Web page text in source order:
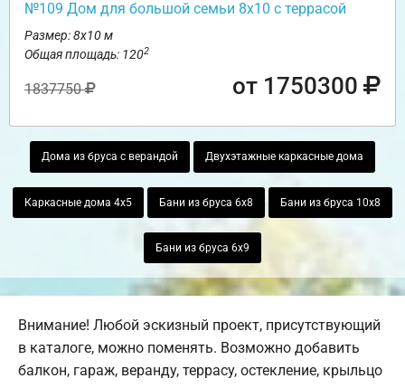
№109 Дом для большой семьи 8х10 с террасой
Размер: 8х10 м
Общая площадь: 1202
1837750 от 1750300
Дома из бруса с верандой Двухэтажные каркасные дома
Каркасные дома 4х5 Бани из бруса 6х8 Бани из бруса 10х8
Бани из бруса 6х9
Внимание! Любой эскизный проект, присутствующий
в каталоге, можно поменять. Возможно добавить
балкон, гараж, веранду, террасу, остекление, крыльцо